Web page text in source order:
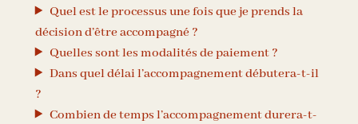
Quel est le processus une fois que je prends la
décision d’être accompagné ?
Quelles sont les modalités de paiement ?
Dans quel délai l’accompagnement débutera-t-il
?
Combien de temps l’accompagnement durera-t-